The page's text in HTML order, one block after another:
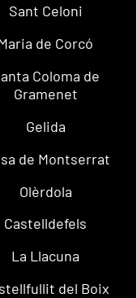
Sant Celoni
de Corcó
Coloma de
Gramenet
Gelida
de Montserrat
Olèrdola
Castelldefels
La Llacuna
del Boix